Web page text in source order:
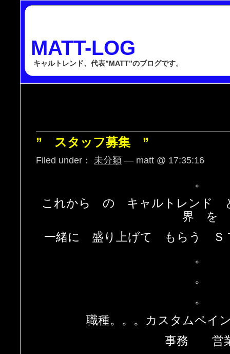
MATT-LOG
キャルトレンド、代表”MATT”のブログです。
” スタッフ募集 ”
Filed under： 未分類 — matt @ 17:35:16
。
これから の キャルトレンド
界 を
一緒に 盛り上げて もらう Ｓ
。
。
。
職種。。。カスタムペ
事務 営